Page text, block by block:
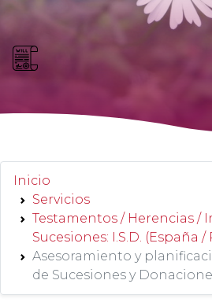
Inicio
Servicios
Testamentos / Herencias /
Sucesiones: I.S.D. (España
Asesoramiento y
de Sucesiones y